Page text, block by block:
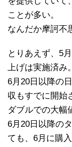
ことが多い。
なんだか摩訶不
とりあえず、5
上げは実施済み。
6月20日以降の
収もすでに開始
ダブルでの大幅
6月20日以降の
ても、6月に購